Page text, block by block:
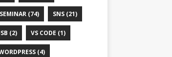
SEMINAR (74) SNS (21)
(2) VS CODE (1)
(4)